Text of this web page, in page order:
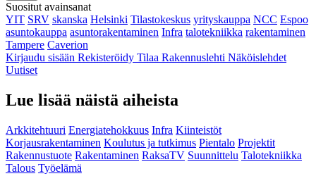
Suositut avainsanat
YIT SRV skanska Helsinki Tilastokeskus yrityskauppa NCC Espoo
asuntokauppa asuntorakentaminen Infra talotekniikka rakentaminen
Tampere Caverion
Kirjaudu sisään Rekisteröidy Tilaa Rakennuslehti Näköislehdet
Uutiset
Lue lisää näistä aiheista
Arkkitehtuuri Energiatehokkuus Infra Kiinteistöt
Korjausrakentaminen Koulutus ja tutkimus Pientalo Projektit
Rakennustuote Rakentaminen RaksaTV Suunnittelu Talotekniikka
Talous Työelämä